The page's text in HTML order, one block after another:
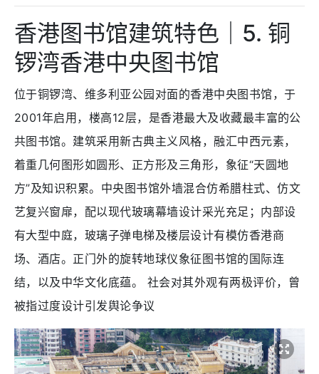
香港图书馆建筑特色｜5. 铜
锣湾香港中央图书馆
位于铜锣湾、维多利亚公园对面的香港中央图书馆，于
2001年启用，楼高12层，是香港最大及收藏最丰富的公
共图书馆。建筑采用新古典主义风格，融汇中西元素，
着重几何图形如圆形、正方形及三角形，象征“天圆地
方”及知识积累。中央图书馆外墙混合仿希腊柱式、仿文
艺复兴窗扉，配以现代玻璃幕墙设计采光充足； 内部设
有大型中庭，玻璃子弹电梯及楼层设计有模仿香港商
场、酒店。正门外的旋转地球仪象征图书馆的国际连
结，以及中华文化底蕴。 社会对其外观有两极评价，曾
被指过度设计引发舆论争议